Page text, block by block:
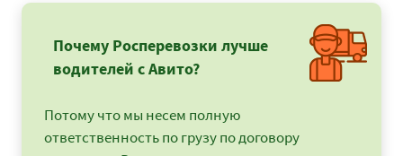
Почему Росперевозки лучше
водителей с Авито?
Потому что мы несем полную
ответственность по грузу по договору